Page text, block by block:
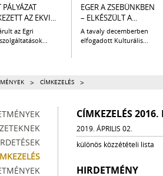
PÁLYÁZAT
AZ EKVI...
az Egri
EGER A ZSEBÜNKBEN
– ELKÉSZÜLT A...
A tavaly decemberben
elfogadott Kulturális...
> CÍMKEZELÉS >
CÍMKEZELÉS 2016.
2019. ÁPRILIS 02.
különös közzétételi lista
HIRDETMÉNY